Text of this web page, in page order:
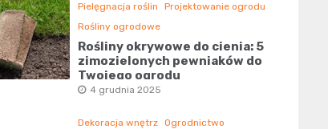
Pielęgnacja roślin
Projektowanie ogrodu
Rośliny ogrodowe
Rośliny okrywowe do cienia: 5
zimozielonych pewniaków do
Twojego ogrodu
4 grudnia 2025
Dekoracja wnętrz Ogrodnictwo